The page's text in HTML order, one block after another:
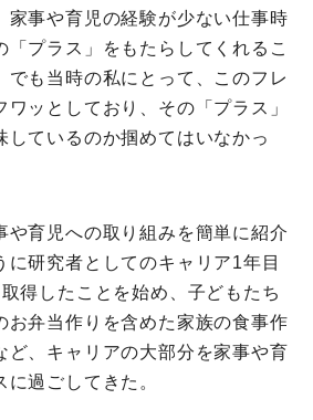
家事や育児の経験が少ない仕事時
「プラス」をもたらしてくれるこ
でも当時の私にとって、このフレ
ッとしており、その「プラス」
しているのか掴めてはいなかっ
や育児への取り組みを簡単に紹介
に研究者としてのキャリア1年目
得したことを始め、子どもたち
お弁当作りを含めた家族の食事作
ど、キャリアの大部分を家事や育
過ごしてきた。